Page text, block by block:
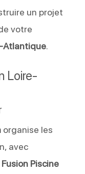
un projet
votre
Atlantique.
Loire-
organise les
avec
Fusion Piscine